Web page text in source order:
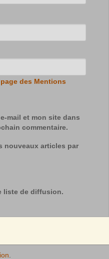
des Mentions
mail et mon site dans
commentaire.
nouveaux articles par
liste de diffusion.